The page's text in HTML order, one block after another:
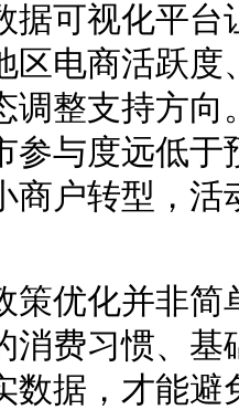
可视化平台
区电商活跃
调整支持方
参与度远低
商户转型，活
优化并非简
消费习惯、
数据，才能避